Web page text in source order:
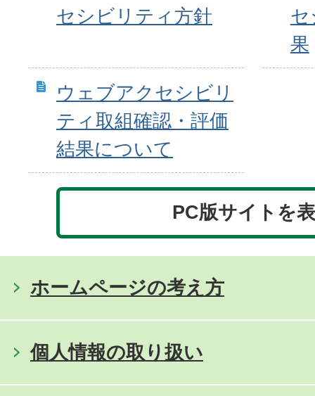
セシビリティ方針
セ
果
ウェブアクセシビリ
ティ取組確認・評価
結果について
PC版サイトを
ホームページの考え方
個人情報の取り扱い